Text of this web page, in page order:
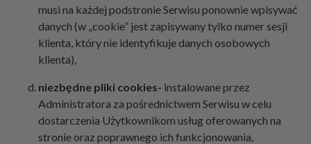
musi na każdej podstronie Serwisu ponownie wpisywać
danych (w „cookie” jest zapisywany tylko numer sesji
klienta, który nie identyfikuje danych osobowych
klienta),
niezbędne pliki cookies- instalowane przez
Administratora za pośrednictwem Serwisu w celu
dostarczenia Użytkownikom usług oferowanych na
stronie oraz poprawnego ich funkcjonowania,